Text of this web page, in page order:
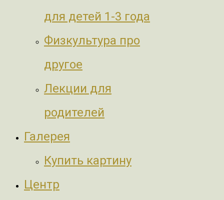
для детей 1-3 года
Физкультура про
другое
Лекции для
родителей
Галерея
Купить картину
Центр